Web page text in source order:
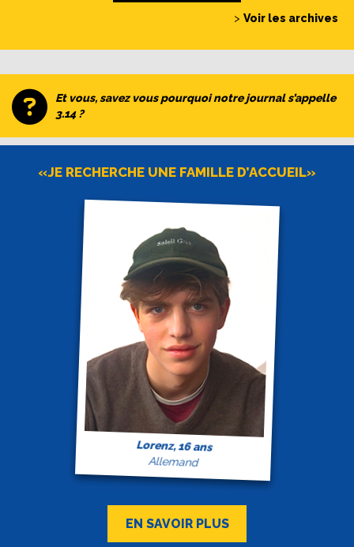
> Voir les archives
Et vous, savez vous pourquoi notre journal s’appelle
3.14 ?
«JE RECHERCHE UNE FAMILLE D’ACCUEIL»
Lorenz, 16 ans
Allemand
EN SAVOIR PLUS